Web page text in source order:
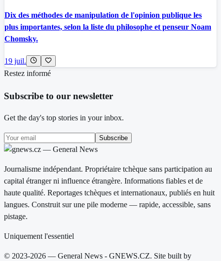
Dix des méthodes de manipulation de l'opinion publique les
plus importantes, selon la liste du philosophe et penseur Noam
Chomsky.
19 juil.
Restez informé
Subscribe to our newsletter
Get the day's top stories in your inbox.
Subscribe
Journalisme indépendant. Propriétaire tchèque sans participation au
capital étranger ni influence étrangère. Informations fiables et de
haute qualité. Reportages tchèques et internationaux, publiés en huit
langues. Construit sur une pile moderne — rapide, accessible, sans
pistage.
Uniquement l'essentiel
© 2023-2026 — General News - GNEWS.CZ. Site built by